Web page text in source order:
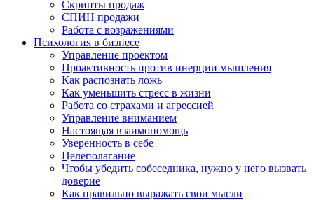
Скрипты продаж
СПИН продажи
Работа с возражениями
Психология в бизнесе
Управление проектом
Проактивность против инерции мышления
Как распознать ложь
Как уменьшить стресс в жизни
Работа со страхами и агрессией
Управление вниманием
Настоящая взаимопомощь
Уверенность в себе
Целеполагание
Чтобы убедить собеседника, нужно у него вызвать
доверие
Как правильно выражать свои мысли